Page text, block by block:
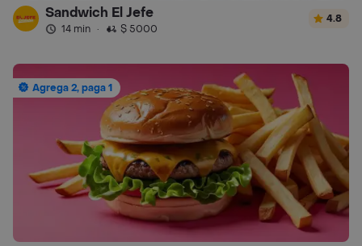
Sandwich El Jefe
14 min · $ 5000
4.8
Agrega 2, paga 1